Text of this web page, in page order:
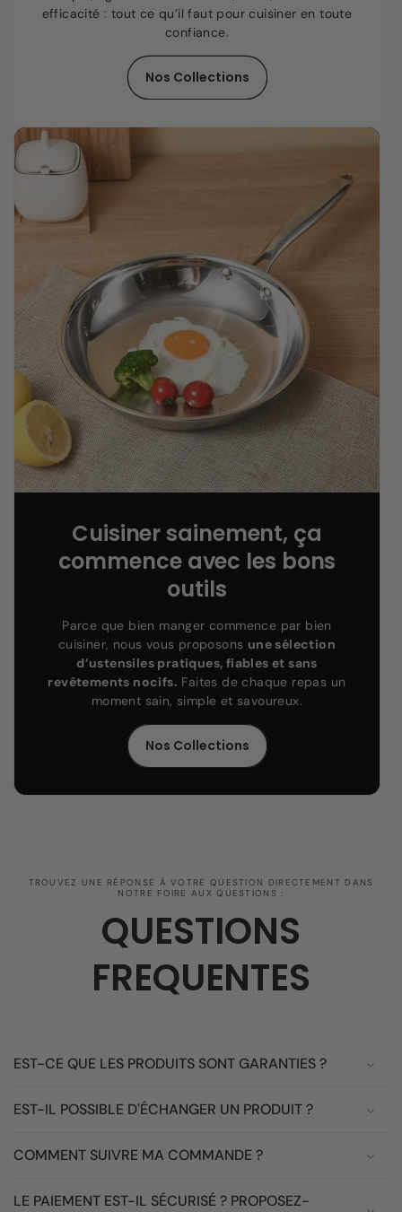
efficacité : tout ce qu’il faut pour cuisiner en toute
confiance.
Nos Collections
Cuisiner sainement, ça
commence avec les bons
outils
Parce que bien manger commence par bien
cuisiner, nous vous proposons une sélection
d’ustensiles pratiques, fiables et sans
revêtements nocifs. Faites de chaque repas un
moment sain, simple et savoureux.
Nos Collections
TROUVEZ UNE RÉPONSE À VOTRE QUESTION DIRECTEMENT DANS
NOTRE FOIRE AUX QUESTIONS :
QUESTIONS
FREQUENTES
EST-CE QUE LES PRODUITS SONT GARANTIES ?
EST-IL POSSIBLE D'ÉCHANGER UN PRODUIT ?
COMMENT SUIVRE MA COMMANDE ?
LE PAIEMENT EST-IL SÉCURISÉ ? PROPOSEZ-